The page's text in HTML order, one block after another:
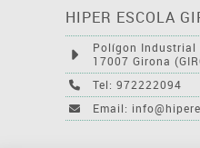
HIPER ESCOLA
Polígon Industrial
17007 Girona
Tel: 972222094
Email: